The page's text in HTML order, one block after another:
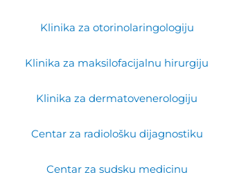
Klinika za otorinolaringologiju
Klinika za maksilofacijalnu hirurgiju
Klinika za dermatovenerologiju
Centar za radiološku dijagnostiku
Centar za sudsku medicinu